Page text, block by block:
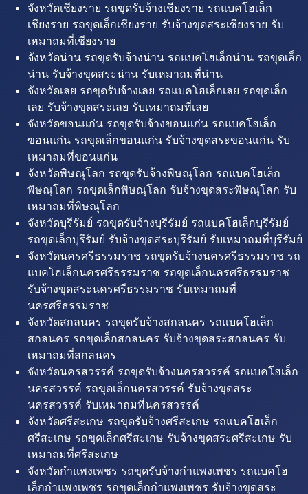
จังหวัดเชียงราย รถขุดรับจ้างเชียงราย รถแบคโฮเล็ก
เชียงราย รถขุดเล็กเชียงราย รับจ้างขุดสระเชียงราย รับ
เหมาถมที่เชียงราย
จังหวัดน่าน รถขุดรับจ้างน่าน รถแบคโฮเล็กน่าน รถขุดเล็ก
น่าน รับจ้างขุดสระน่าน รับเหมาถมที่น่าน
จังหวัดเลย รถขุดรับจ้างเลย รถแบคโฮเล็กเลย รถขุดเล็ก
เลย รับจ้างขุดสระเลย รับเหมาถมที่เลย
จังหวัดขอนแก่น รถขุดรับจ้างขอนแก่น รถแบคโฮเล็ก
ขอนแก่น รถขุดเล็กขอนแก่น รับจ้างขุดสระขอนแก่น รับ
เหมาถมที่ขอนแก่น
จังหวัดพิษณุโลก รถขุดรับจ้างพิษณุโลก รถแบคโฮเล็ก
พิษณุโลก รถขุดเล็กพิษณุโลก รับจ้างขุดสระพิษณุโลก รับ
เหมาถมที่พิษณุโลก
จังหวัดบุรีรัมย์ รถขุดรับจ้างบุรีรัมย์ รถแบคโฮเล็กบุรีรัมย์
รถขุดเล็กบุรีรัมย์ รับจ้างขุดสระบุรีรัมย์ รับเหมาถมที่บุรีรัมย์
จังหวัดนครศรีธรรมราช รถขุดรับจ้างนครศรีธรรมราช รถ
แบคโฮเล็กนครศรีธรรมราช รถขุดเล็กนครศรีธรรมราช
รับจ้างขุดสระนครศรีธรรมราช รับเหมาถมที่
นครศรีธรรมราช
จังหวัดสกลนคร รถขุดรับจ้างสกลนคร รถแบคโฮเล็ก
สกลนคร รถขุดเล็กสกลนคร รับจ้างขุดสระสกลนคร รับ
เหมาถมที่สกลนคร
จังหวัดนครสวรรค์ รถขุดรับจ้างนครสวรรค์ รถแบคโฮเล็ก
นครสวรรค์ รถขุดเล็กนครสวรรค์ รับจ้างขุดสระ
นครสวรรค์ รับเหมาถมที่นครสวรรค์
จังหวัดศรีสะเกษ รถขุดรับจ้างศรีสะเกษ รถแบคโฮเล็ก
ศรีสะเกษ รถขุดเล็กศรีสะเกษ รับจ้างขุดสระศรีสะเกษ รับ
เหมาถมที่ศรีสะเกษ
จังหวัดกำแพงเพชร รถขุดรับจ้างกำแพงเพชร รถแบคโฮ
เล็กกำแพงเพชร รถขุดเล็กกำแพงเพชร รับจ้างขุดสระ